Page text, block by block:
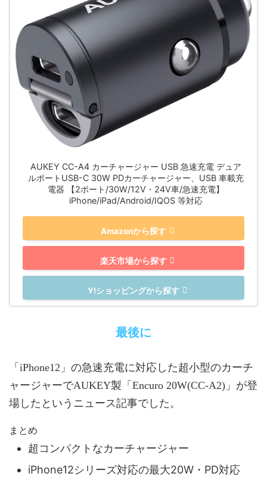
AUKEY CC-A4 カーチャージャー USB 急速充電 デュア
ルポートUSB-C 30W PDカーチャージャー、USB 車載充
電器 【2ポート/30W/12V・24V車/急速充電】
iPhone/iPad/Android/IQOS 等対応
Amazonから探す
楽天市場から探す
Y!ショッピングから探す
最後に
「iPhone12」の急速充電に対応した超小型のカーチ
ャージャーでAUKEY製「Encuro 20W(CC-A2)」が登
場したというニュース記事でした。
まとめ
超コンパクトなカーチャージャー
iPhone12シリーズ対応の最大20W・PD対応